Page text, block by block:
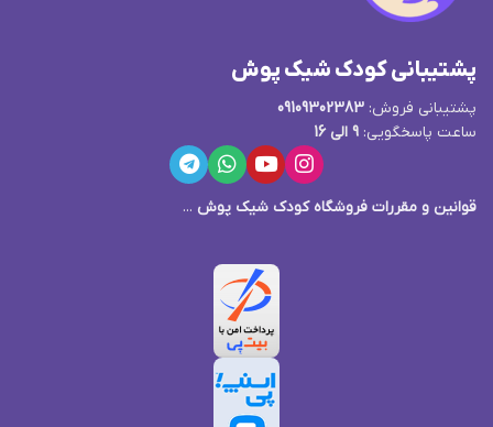
پشتیبانی کودک شیک پوش
پشتیبانی فروش: 09109302383
ساعت پاسخگویی: 9 الی 16
قوانین و مقررات فروشگاه کودک شیک پوش ...